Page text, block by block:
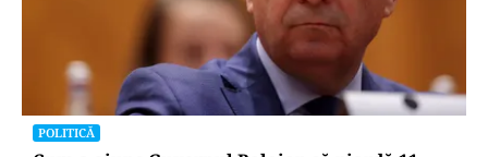
CULTURĂ
Dileme lingvistice: Parlamentul a legalizat
„persoana care are relații asemănătoare
acelora dintre soți”.